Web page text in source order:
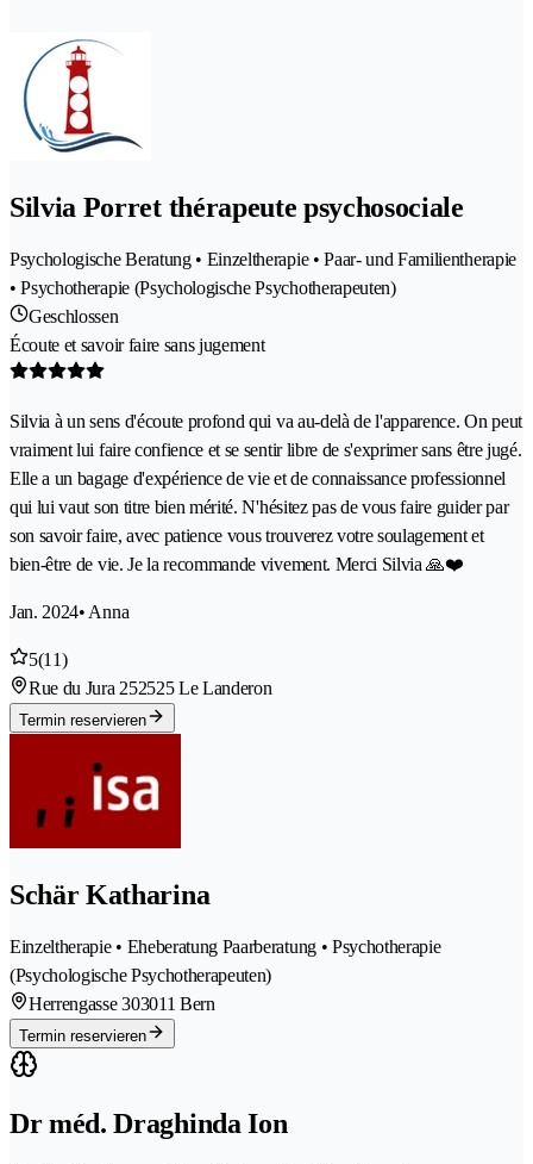
Silvia Porret thérapeute psychosociale
Psychologische Beratung • Einzeltherapie • Paar- und Familientherapie
• Psychotherapie (Psychologische Psychotherapeuten)
Geschlossen
Écoute et savoir faire sans jugement
Silvia à un sens d'écoute profond qui va au-delà de l'apparence. On peut
vraiment lui faire confience et se sentir libre de s'exprimer sans être jugé.
Elle a un bagage d'expérience de vie et de connaissance professionnel
qui lui vaut son titre bien mérité. N'hésitez pas de vous faire guider par
son savoir faire, avec patience vous trouverez votre soulagement et
bien-être de vie. Je la recommande vivement. Merci Silvia 🙏❤️
Jan. 2024• Anna
5(11)
Rue du Jura 252525 Le Landeron
Termin reservieren
Schär Katharina
Einzeltherapie • Eheberatung Paarberatung • Psychotherapie
(Psychologische Psychotherapeuten)
Herrengasse 303011 Bern
Termin reservieren
Dr méd. Draghinda Ion